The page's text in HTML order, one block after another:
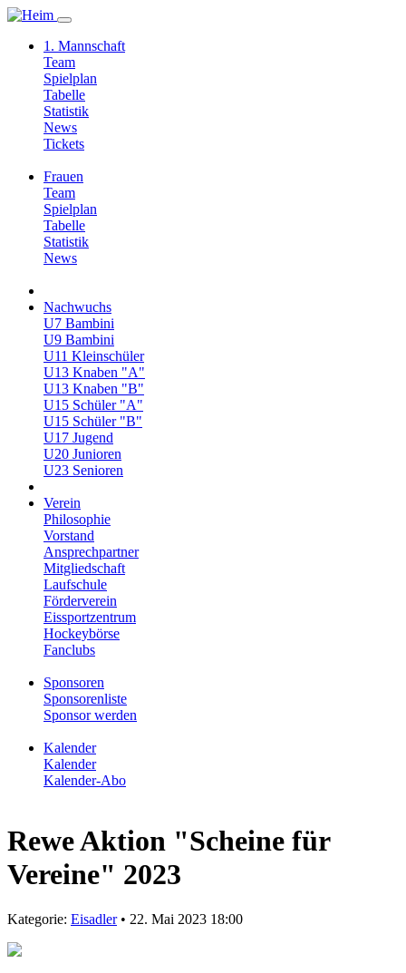
1. Mannschaft
Team
Spielplan
Tabelle
Statistik
News
Tickets
Frauen
Team
Spielplan
Tabelle
Statistik
News
Nachwuchs
U7 Bambini
U9 Bambini
U11 Kleinschüler
U13 Knaben "A"
U13 Knaben "B"
U15 Schüler "A"
U15 Schüler "B"
U17 Jugend
U20 Junioren
U23 Senioren
Verein
Philosophie
Vorstand
Ansprechpartner
Mitgliedschaft
Laufschule
Förderverein
Eissportzentrum
Hockeybörse
Fanclubs
Sponsoren
Sponsorenliste
Sponsor werden
Kalender
Kalender
Kalender-Abo
Rewe Aktion "Scheine für
Vereine" 2023
Kategorie: Eisadler• 22. Mai 2023 18:00